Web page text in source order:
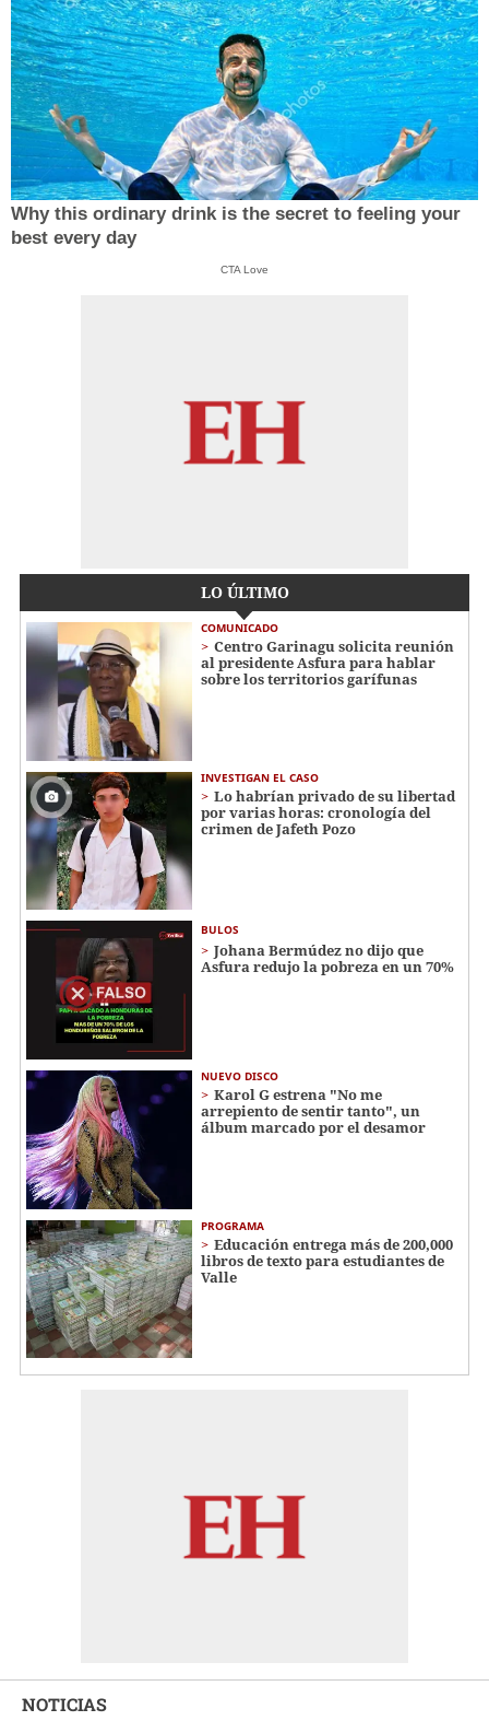
Why this ordinary drink is the secret to feeling your
best every day
CTA Love
LO ÚLTIMO
COMUNICADO
Centro Garinagu solicita reunión
al presidente Asfura para hablar
sobre los territorios garífunas
INVESTIGAN EL CASO
Lo habrían privado de su libertad
por varias horas: cronología del
crimen de Jafeth Pozo
BULOS
Johana Bermúdez no dijo que
Asfura redujo la pobreza en un 70%
NUEVO DISCO
Karol G estrena "No me
arrepiento de sentir tanto", un
álbum marcado por el desamor
PROGRAMA
Educación entrega más de 200,000
libros de texto para estudiantes de
Valle
NOTICIAS